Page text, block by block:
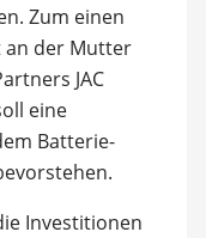
Zum einen
an der Mutter
JAC
eine
Batterie-
Investitionen